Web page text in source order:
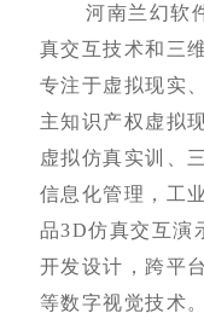
河南兰幻软件
真交互技术和三
专注于虚拟现实
主知识产权虚拟
虚拟仿真实训、
信息化管理，工
品3D仿真交互演
开发设计，跨平
等数字视觉技术。